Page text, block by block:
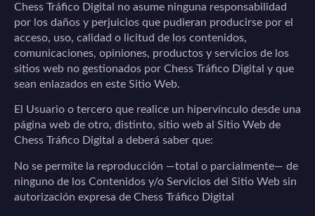
Chess Tráfico Digital
no asume ninguna responsabilidad
por los daños y perjuicios que pudieran producirse por el
acceso, uso, calidad o licitud de los contenidos,
comunicaciones, opiniones, productos y servicios de los
sitios web no gestionados por Chess Tráfico Digital y que
sean enlazados en este Sitio Web.
El Usuario o tercero que realice un hipervínculo desde una
página web de otro, distinto, sitio web al Sitio Web de
Chess Tráfico Digital a deberá saber que:
No se permite la reproducción —total o parcialmente— de
ninguno de los Contenidos y/o Servicios del Sitio Web sin
autorización expresa de Chess Tráfico Digital